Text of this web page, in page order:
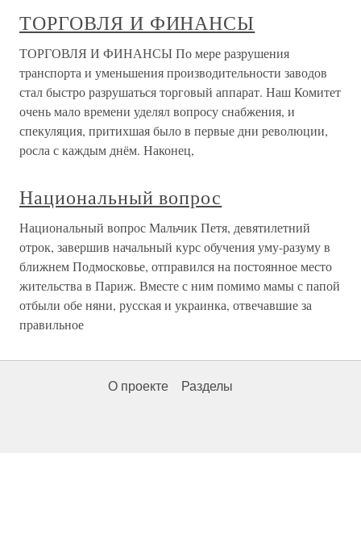
ТОРГОВЛЯ И ФИНАНСЫ
ТОРГОВЛЯ И ФИНАНСЫ По мере разрушения
транспорта и уменьшения производительности заводов
стал быстро разрушаться торговый аппарат. Наш Комитет
очень мало времени уделял вопросу снабжения, и
спекуляция, притихшая было в первые дни революции,
росла с каждым днём. Наконец,
Национальный вопрос
Национальный вопрос Мальчик Петя, девятилетний
отрок, завершив начальный курс обучения уму-разуму в
ближнем Подмосковье, отправился на постоянное место
жительства в Париж. Вместе с ним помимо мамы с папой
отбыли обе няни, русская и украинка, отвечавшие за
правильное
О проекте Разделы